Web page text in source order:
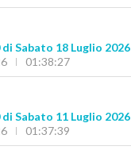
di Sabato 18 Luglio 2026
01:38:27
di Sabato 11 Luglio 2026
01:37:39